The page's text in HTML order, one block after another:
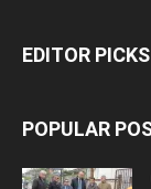
EDITOR PICKS
POPULAR